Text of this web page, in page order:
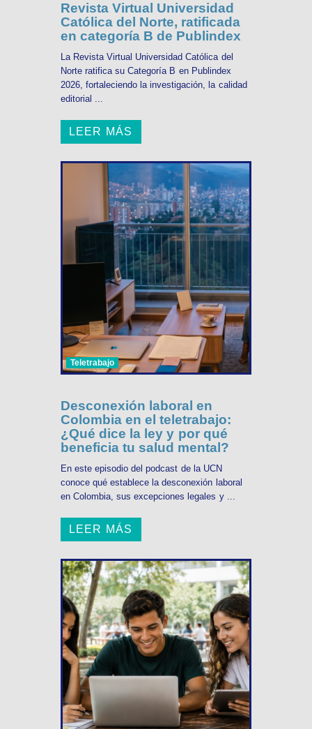
Revista Virtual Universidad
Católica del Norte, ratificada
en categoría B de Publindex
La Revista Virtual Universidad Católica del
Norte ratifica su Categoría B en Publindex
2026, fortaleciendo la investigación, la calidad
editorial ...
LEER MÁS
Teletrabajo
Desconexión laboral en
Colombia en el teletrabajo:
¿Qué dice la ley y por qué
beneficia tu salud mental?
En este episodio del podcast de la UCN
conoce qué establece la desconexión laboral
en Colombia, sus excepciones legales y ...
LEER MÁS